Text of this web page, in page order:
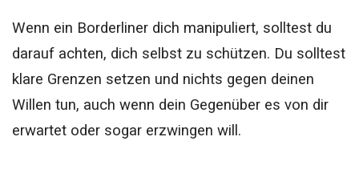
Wenn ein Borderliner dich manipuliert, solltest du
darauf achten, dich selbst zu schützen. Du solltest
klare Grenzen setzen und nichts gegen deinen
Willen tun, auch wenn dein Gegenüber es von dir
erwartet oder sogar erzwingen will.